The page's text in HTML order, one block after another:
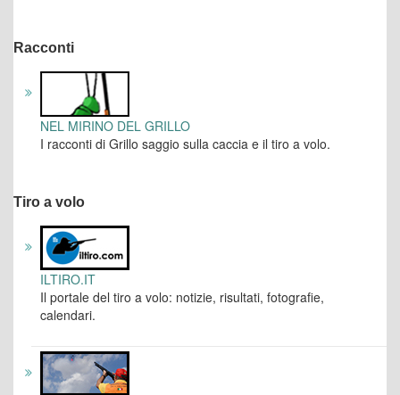
Racconti
NEL MIRINO DEL GRILLO
I racconti di Grillo saggio sulla caccia e il tiro a volo.
Tiro a volo
ILTIRO.IT
Il portale del tiro a volo: notizie, risultati, fotografie,
calendari.